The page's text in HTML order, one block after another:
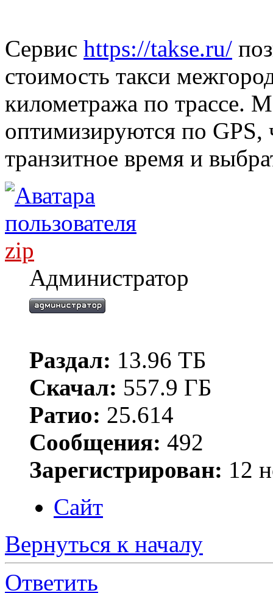
Сервис https://takse.ru/
стоимость такси
километража по трассе.
оптимизируются по GPS,
транзитное время и
zip
Администратор
Раздал: 13.96 ТБ
Скачал: 557.9 ГБ
Ратио: 25.614
Сообщения: 492
Зарегистрирован: 12
Сайт
Вернуться к началу
Ответить